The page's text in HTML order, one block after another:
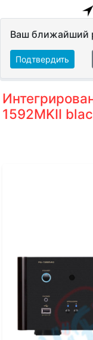
Ваш ближайший
Подтвердить
1592MKII